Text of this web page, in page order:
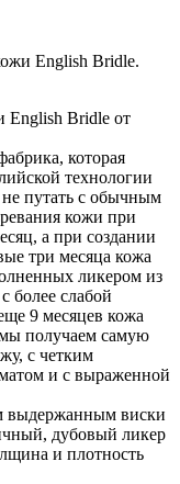
English Bridle.
English Bridle от
которая
технологии
путать с обычным
кожи при
а при создании
три месяца кожа
ликером из
более слабой
9 месяцев кожа
мы получаем самую
с четким
и с выраженной
выдержанным виски
дубовый ликер
и плотность